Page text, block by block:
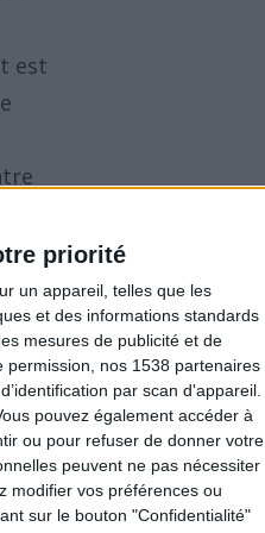
priorité
un appareil, telles que les
et des informations standards
mesures de publicité et de
permission, nos 1538 partenaires
par scan d'appareil.
pouvez également accéder à
ou pour refuser de donner votre
peuvent ne pas nécessiter
modifier vos préférences ou
sur le bouton "Confidentialité"
est
de